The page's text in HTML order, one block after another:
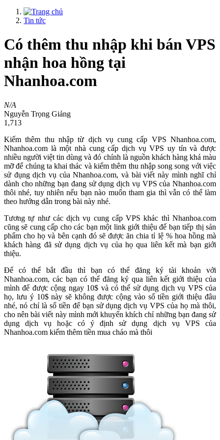
Tin tức
Có thêm thu nhập khi bán VPS
nhận hoa hồng tại
Nhanhoa.com
N/A
Nguyễn Trọng Giảng
1,713
Kiếm thêm thu nhập từ dịch vụ cung cấp VPS Nhanhoa.com,
Nhanhoa.com là một nhà cung cấp dịch vụ VPS uy tín và được
nhiều người việt tin dùng và đó chính là nguồn khách hàng khá màu
mỡ để chúng ta khai thác và kiếm thêm thu nhập song song với việc
sử đụng dịch vụ của Nhanhoa.com, và bài viết này mình nghĩ chỉ
dành cho những bạn đang sử dụng dịch vụ VPS của Nhanhoa.com
thôi nhé, tuy nhiên nếu bạn nào muốn tham gia thì vẫn có thể làm
theo hướng dẫn trong bài này nhé.
Tương tự như các dịch vụ cung cấp VPS khác thì Nhanhoa.com
cũng sẽ cung cấp cho các bạn một link giới thiệu để bạn tiếp thị sản
phẩm cho họ và bên cạnh đó sẽ được ăn chia tỉ lệ % hoa hồng mà
khách hàng đã sử dụng dịch vụ của họ qua liên kết mà bạn giới
thiệu.
Để có thể bắt đầu thì bạn có thể đăng ký tài khoản với
Nhanhoa.com, các bạn có thể đăng ký qua liên kết giới thiệu của
mình để được cộng ngay 10$ và có thể sử dụng dịch vụ VPS của
họ, lưu ý 10$ này sẽ không được cộng vào số tiền giới thiệu đâu
nhé, nó chỉ là số tiền để bạn sử dụng dịch vụ VPS của họ mà thôi,
cho nên bài viết này mình mới khuyến khích chỉ những bạn đang sử
dụng dịch vụ hoặc có ý định sử dụng dịch vụ VPS của
Nhanhoa.com kiếm thêm tiền mua cháo mà thôi